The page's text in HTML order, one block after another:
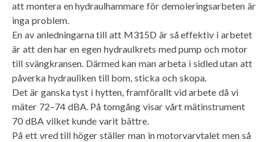
att montera en hydraulhammare för demoleringsarbeten är
inga problem.
En av anledningarna till att M315D är så effektiv i arbetet
är att den har en egen hydraulkrets med pump och motor
till svängkransen. Därmed kan man arbeta i sidled utan att
påverka hydrauliken till bom, sticka och skopa.
Det är ganska tyst i hytten, framförallt vid arbete då vi
mäter 72–74 dBA. På tomgång visar vårt mätinstrument
70 dBA vilket kunde varit bättre.
På ett vred till höger ställer man in motorvarvtalet men så